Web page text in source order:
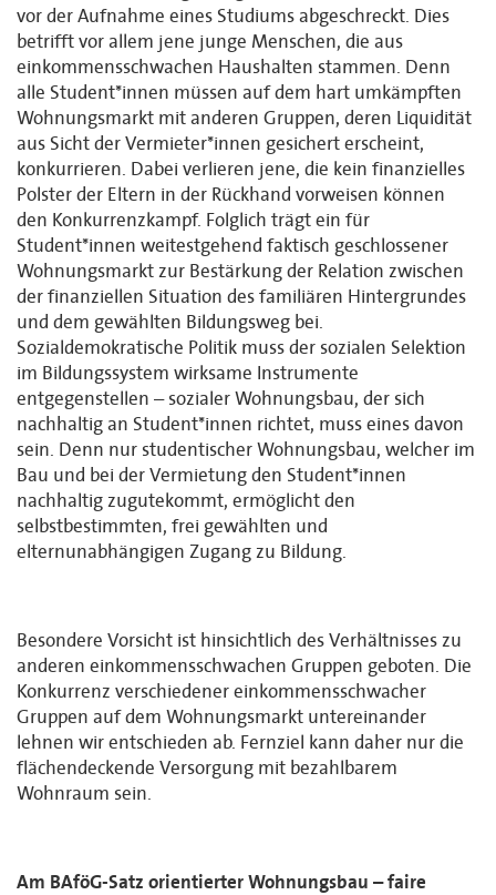
vor der Aufnahme eines Studiums abgeschreckt. Dies
betrifft vor allem jene junge Menschen, die aus
einkommensschwachen Haushalten stammen. Denn
alle Student*innen müssen auf dem hart umkämpften
Wohnungsmarkt mit anderen Gruppen, deren Liquidität
aus Sicht der Vermieter*innen gesichert erscheint,
konkurrieren. Dabei verlieren jene, die kein finanzielles
Polster der Eltern in der Rückhand vorweisen können
den Konkurrenzkampf. Folglich trägt ein für
Student*innen weitestgehend faktisch geschlossener
Wohnungsmarkt zur Bestärkung der Relation zwischen
der finanziellen Situation des familiären Hintergrundes
und dem gewählten Bildungsweg bei.
Sozialdemokratische Politik muss der sozialen Selektion
im Bildungssystem wirksame Instrumente
entgegenstellen – sozialer Wohnungsbau, der sich
nachhaltig an Student*innen richtet, muss eines davon
sein. Denn nur studentischer Wohnungsbau, welcher im
Bau und bei der Vermietung den Student*innen
nachhaltig zugutekommt, ermöglicht den
selbstbestimmten, frei gewählten und
elternunabhängigen Zugang zu Bildung.
Besondere Vorsicht ist hinsichtlich des Verhältnisses zu
anderen einkommensschwachen Gruppen geboten. Die
Konkurrenz verschiedener einkommensschwacher
Gruppen auf dem Wohnungsmarkt untereinander
lehnen wir entschieden ab. Fernziel kann daher nur die
flächendeckende Versorgung mit bezahlbarem
Wohnraum sein.
Am BAföG-Satz orientierter Wohnungsbau – faire